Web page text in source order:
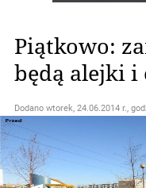
Piątkowo:
będą alejki
Dodano wtorek, 24.06.2014 r.,